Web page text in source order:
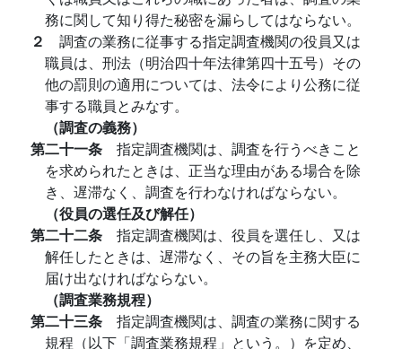
務に関して知り得た秘密を漏らしてはならない。
２ 調査の業務に従事する指定調査機関の役員又は
職員は、刑法（明治四十年法律第四十五号）その
他の罰則の適用については、法令により公務に従
事する職員とみなす。
（調査の義務）
第二十一条 指定調査機関は、調査を行うべきこと
を求められたときは、正当な理由がある場合を除
き、遅滞なく、調査を行わなければならない。
（役員の選任及び解任）
第二十二条 指定調査機関は、役員を選任し、又は
解任したときは、遅滞なく、その旨を主務大臣に
届け出なければならない。
（調査業務規程）
第二十三条 指定調査機関は、調査の業務に関する
規程（以下「調査業務規程」という。）を定め、